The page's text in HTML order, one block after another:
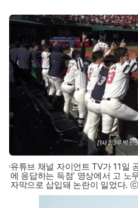
유튜브 채널 자이언트 TV가 11일
에 응답하는 득점’ 영상에서 고 노
자막으로 삽입돼 논란이 일었다.